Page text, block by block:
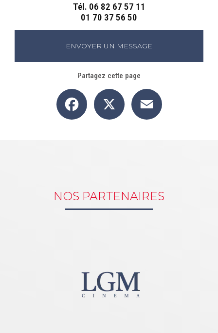
Tél. 06 82 67 57 11
01 70 37 56 50
ENVOYER UN MESSAGE
Partagez cette page
Facebook
NOS PARTENAIRES